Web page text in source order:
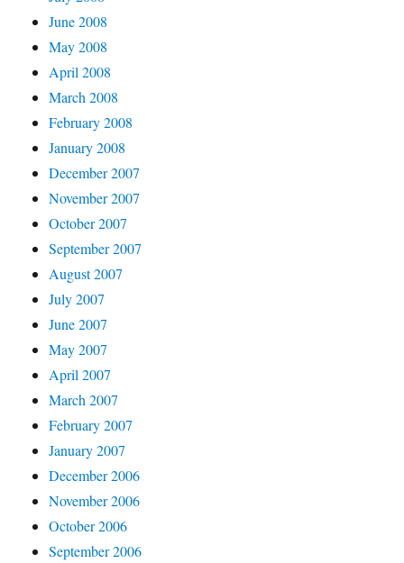
June 2008
May 2008
April 2008
March 2008
February 2008
January 2008
December 2007
November 2007
October 2007
September 2007
August 2007
July 2007
June 2007
May 2007
April 2007
March 2007
February 2007
January 2007
December 2006
November 2006
October 2006
September 2006